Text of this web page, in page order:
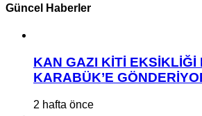
Güncel Haberler
KAN GAZI KİTİ EKSİKLİĞİ
KARABÜK’E
2 hafta önce